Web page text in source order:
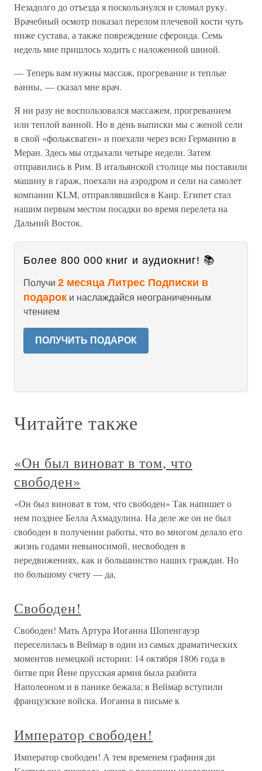
Незадолго до отъезда я поскользнулся и сломал руку.
Врачебный осмотр показал перелом плечевой кости чуть
ниже сустава, а также повреждение сфероида. Семь
недель мне пришлось ходить с наложенной шиной.
— Теперь вам нужны массаж, прогревание и теплые
ванны, — сказал мне врач.
Я ни разу не воспользовался массажем, прогреванием
или теплой ванной. Но в день выписки мы с женой сели
в свой «фольксваген» и поехали через всю Германию в
Меран. Здесь мы отдыхали четыре недели. Затем
отправились в Рим. В итальянской столице мы поставили
машину в гараж, поехали на аэродром и сели на самолет
компании KLM, отправлявшийся в Каир. Египет стал
нашим первым местом посадки во время перелета на
Дальний Восток.
Более 800 000 книг и аудиокниг! 📚
Получи 2 месяца Литрес Подписки в
подарок и наслаждайся неограниченным
чтением
ПОЛУЧИТЬ ПОДАРОК
Читайте также
«Он был виноват в том, что
свободен»
«Он был виноват в том, что свободен» Так напишет о
нем позднее Белла Ахмадулина. На деле же он не был
свободен в получении работы, что во многом делало его
жизнь годами невыносимой, несвободен в
передвижениях, как и большинство наших граждан. Но
по большому счету — да,
Свободен!
Свободен! Мать Артура Иоганна Шопенгауэр
переселилась в Веймар в один из самых драматических
моментов немецкой истории: 14 октября 1806 года в
битве при Йене прусская армия была разбита
Наполеоном и в панике бежала; в Веймар вступили
французские войска. Иоганна в письме к
Император свободен!
Император свободен! А тем временем графиня ди